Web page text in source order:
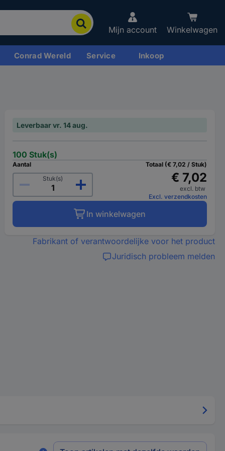
Mijn account Winkelwagen
Conrad Wereld Service Inkoop
Leverbaar vr. 14 aug.
100 Stuk(s)
Aantal
Stuk(s)
Totaal (€ 7,02 / Stuk)
€ 7,02
excl. btw
Excl. verzendkosten
In winkelwagen
Fabrikant of verantwoordelijke voor het product
Juridisch probleem melden